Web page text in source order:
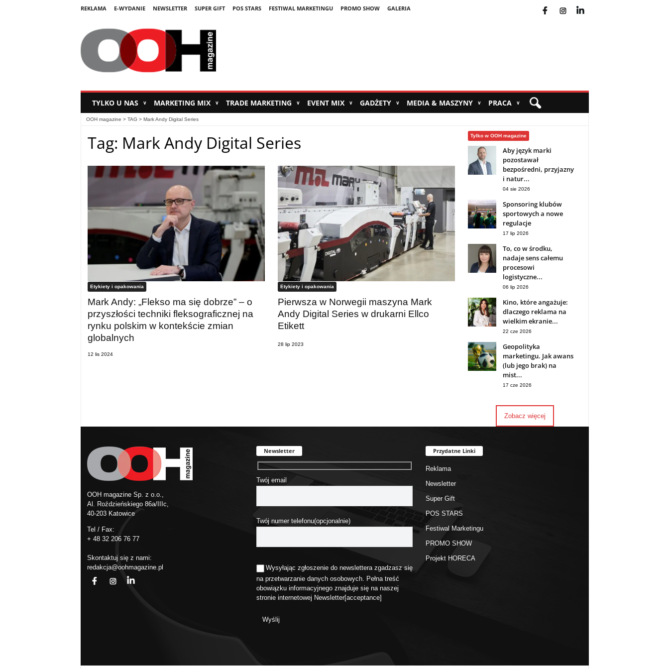
REKLAMA E-WYDANIE NEWSLETTER SUPER GIFT POS STARS FESTIWAL MARKETINGU PROMO SHOW GALERIA
TYLKO U NAS ∨ MARKETING MIX ∨ TRADE MARKETING ∨ EVENT MIX ∨ GADŻETY ∨ MEDIA & MASZYNY ∨ PRACA ∨
OOH magazine > TAG > Mark Andy Digital Series
Tag: Mark Andy Digital Series
Etykiety i opakowania
Mark Andy: „Flekso ma się dobrze” – o
przyszłości techniki fleksograficznej na
rynku polskim w kontekście zmian
globalnych
12 lis 2024
Etykiety i opakowania
Pierwsza w Norwegii maszyna Mark
Andy Digital Series w drukarni Ellco
Etikett
28 lip 2023
Tylko w OOH magazine
Aby język marki
pozostawał
bezpośredni, przyjazny
i natur...
04 sie 2026
Sponsoring klubów
sportowych a nowe
regulacje
17 lip 2026
To, co w środku,
nadaje sens całemu
procesowi
logistyczne...
06 lip 2026
Kino, które angażuje:
dlaczego reklama na
wielkim ekranie...
22 cze 2026
Geopolityka
marketingu. Jak awans
(lub jego brak) na
mist...
17 cze 2026
Zobacz więcej
OOH magazine Sp. z o.o.,
Al. Roździeńskiego 86a/IIIc,
40-203 Katowice
Tel / Fax:
+ 48 32 206 76 77
Skontaktuj się z nami:
redakcja@oohmagazine.pl
Newsletter
Twój email
Twój numer telefonu(opcjonalnie)
Wysyłając zgłoszenie do newslettera zgadzasz się
na przetwarzanie danych osobowych. Pełna treść
obowiązku informacyjnego znajduje się na naszej
stronie internetowej Newsletter[acceptance]
Przydatne Linki
Reklama
Newsletter
Super Gift
POS STARS
Festiwal Marketingu
PROMO SHOW
Projekt HORECA